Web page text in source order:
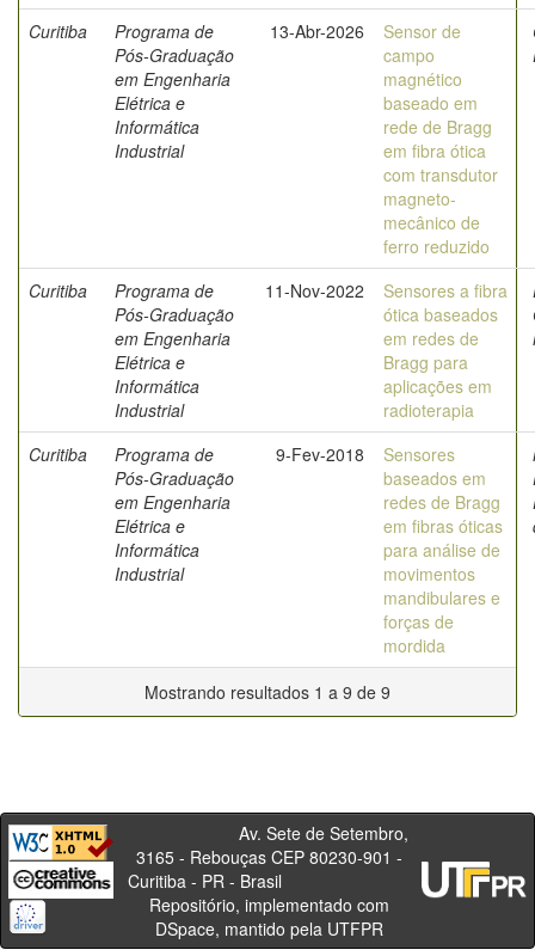
Curitiba
Programa de
Pós-Graduação
em Engenharia
Elétrica e
Informática
Industrial
13-Abr-2026
Sensor de
campo
magnético
baseado em
rede de Bragg
em fibra ótica
com transdutor
magneto-
mecânico de
ferro reduzido
Curitiba
Programa de
Pós-Graduação
em Engenharia
Elétrica e
Informática
Industrial
11-Nov-2022
Sensores a fibra
ótica baseados
em redes de
Bragg para
aplicações em
radioterapia
Curitiba
Programa de
Pós-Graduação
em Engenharia
Elétrica e
Informática
Industrial
9-Fev-2018
Sensores
baseados em
redes de Bragg
em fibras óticas
para análise de
movimentos
mandibulares e
forças de
mordida
Mostrando resultados 1 a 9 de 9
Av. Sete de Setembro,
3165 - Rebouças CEP 80230-901 -
Curitiba - PR - Brasil
Repositório, implementado com
DSpace, mantido pela UTFPR